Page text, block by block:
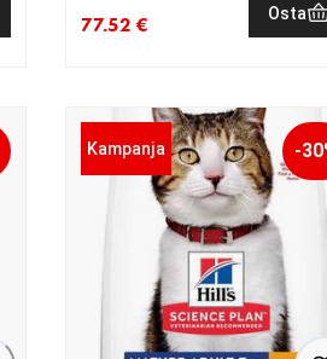
77.52 € Osta
Kampanja -